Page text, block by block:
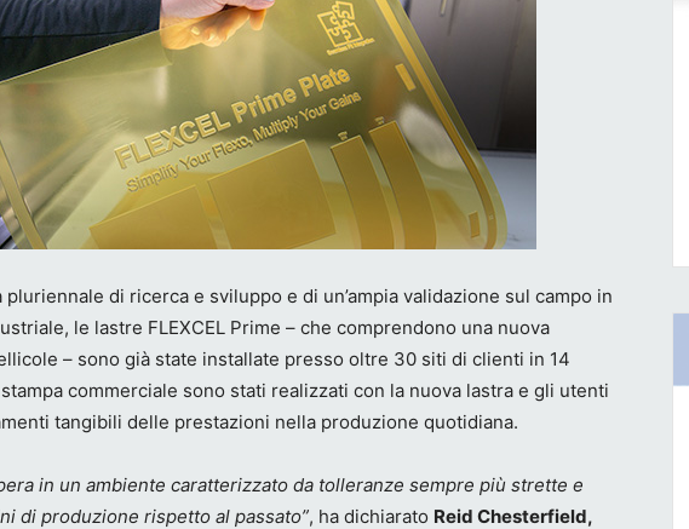
di ricerca e sviluppo e di un’ampia validazione sul campo in
le lastre FLEXCEL Prime – che comprendono una nuova
– sono già state installate presso oltre 30 siti di clienti in 14
commerciale sono stati realizzati con la nuova lastra e gli utenti
tangibili delle prestazioni nella produzione quotidiana.
in un ambiente caratterizzato da tolleranze sempre più strette e
di produzione rispetto al passato”, ha dichiarato Reid Chesterfield,